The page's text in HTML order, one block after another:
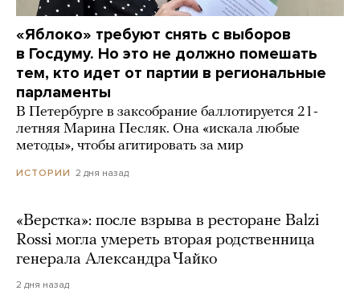
«Яблоко» требуют снять с выборов
в Госдуму. Но это не должно помешать
тем, кто идет от партии в региональные
парламенты
В Петербурге в заксобрание баллотируется 21-
летняя Марина Песляк. Она «искала любые
методы», чтобы агитировать за мир
ИСТОРИИ 2 дня назад
«Верстка»: после взрыва в ресторане Balzi
Rossi могла умереть вторая родственница
генерала Александра Чайко
2 дня назад